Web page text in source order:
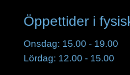
Öppettider i
Onsdag: 15.00 - 19.00
Lördag: 12.00 - 15.00